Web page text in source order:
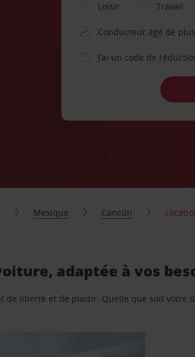
Loisir
Travail
Conducteur âgé de
J’ai un code de
Mexique Cancún
adaptée à vos
liberté et de plaisir. Quelle que soit votre